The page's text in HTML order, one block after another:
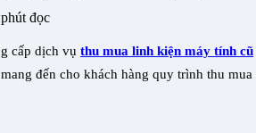
đọc
cấp dịch vụ thu mua linh kiện máy tính cũ
đến cho khách hàng quy trình thu